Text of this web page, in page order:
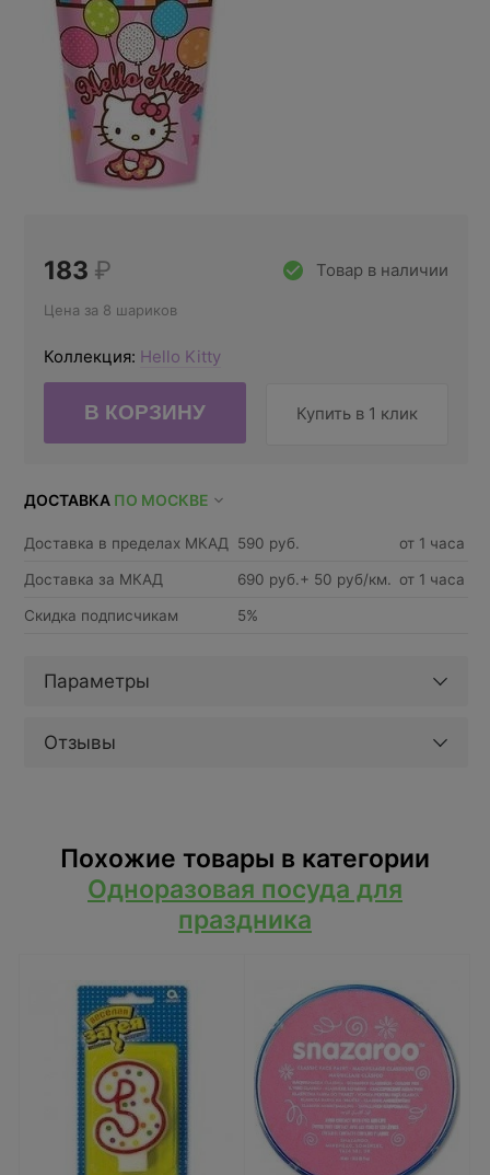
Товар в наличии
183 ₽
Цена за 8 шариков
Коллекция: Hello Kitty
Купить в 1 клик
ДОСТАВКА ПО МОСКВЕ
Доставка в пределах МКАД 590 руб. от 1 часа
Доставка за МКАД 690 руб.+ 50 руб/км. от 1 часа
Скидка подписчикам 5%
Параметры
Отзывы
Похожие товары в категории
Одноразовая посуда для
праздника